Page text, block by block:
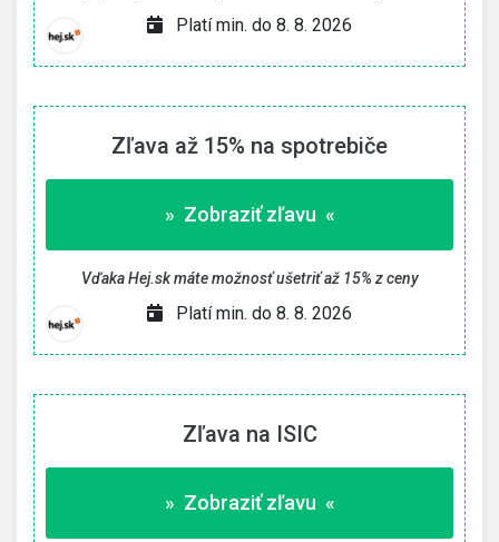
Platí min. do 8. 8. 2026
Zľava až 15% na spotrebiče
» Zobraziť zľavu «
Vďaka Hej.sk máte možnosť ušetriť až 15% z ceny
Platí min. do 8. 8. 2026
Zľava na ISIC
» Zobraziť zľavu «